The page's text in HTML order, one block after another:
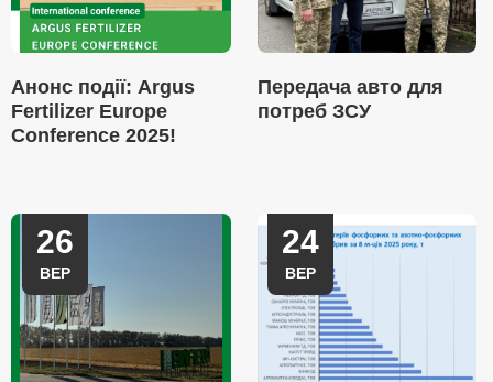
Анонс події: Argus
Fertilizer Europe
Conference 2025!
Передача авто для
потреб ЗСУ
26
ВЕР
24
ВЕР